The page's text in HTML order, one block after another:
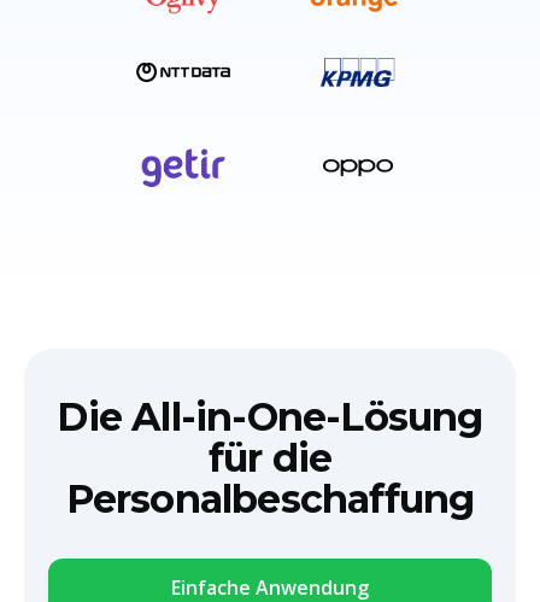
Die All-in-One-Lösung
für die
Personalbeschaffung
Einfache Anwendung